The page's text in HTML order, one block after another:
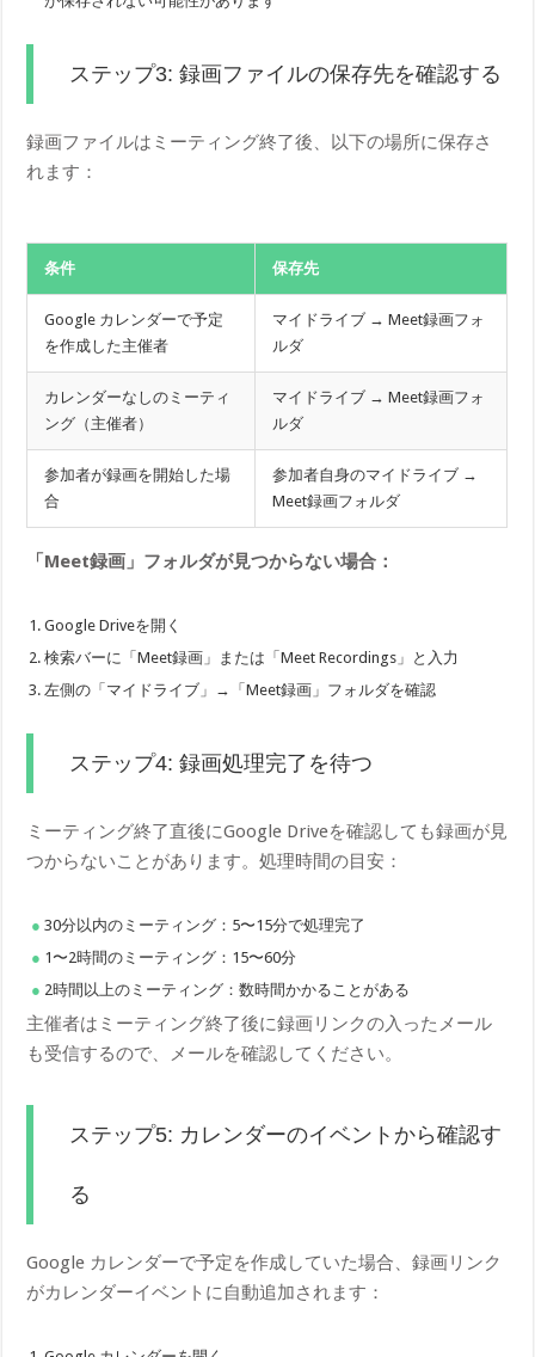
ステップ3: 録画ファイルの保存先を確認する
録画ファイルはミーティング終了後、以下の場所に保存さ
れます：
条件 保存先
Google カレンダーで予定
を作成した主催者
マイドライブ → Meet録画フォ
ルダ
カレンダーなしのミーティ
ング（主催者）
マイドライブ → Meet録画フォ
ルダ
参加者が録画を開始した場
合
参加者自身のマイドライブ →
Meet録画フォルダ
「Meet録画」フォルダが見つからない場合：
Google Driveを開く
検索バーに「Meet録画」または「Meet Recordings」と入力
左側の「マイドライブ」→「Meet録画」フォルダを確認
ステップ4: 録画処理完了を待つ
ミーティング終了直後にGoogle Driveを確認しても録画が見
つからないことがあります。処理時間の目安：
30分以内のミーティング：5〜15分で処理完了
1〜2時間のミーティング：15〜60分
2時間以上のミーティング：数時間かかることがある
主催者はミーティング終了後に録画リンクの入ったメール
も受信するので、メールを確認してください。
ステップ5: カレンダーのイベントから確認す
る
Google カレンダーで予定を作成していた場合、録画リンク
がカレンダーイベントに自動追加されます：